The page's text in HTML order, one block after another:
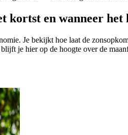
kortst en wanneer het
Je bekijkt hoe laat de
je hier op de hoogte over de